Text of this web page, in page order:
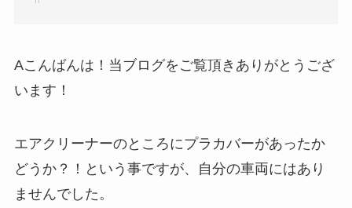
Aこんばんは！当ブログをご覧頂きありがとうござ
います！
エアクリーナーのところにプラカバーがあったか
どうか？！という事ですが、自分の車両にはあり
ませんでした。